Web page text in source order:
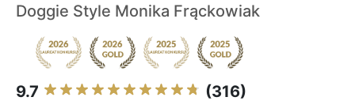
Doggie Style Monika Frąckowiak
9.7 (316)